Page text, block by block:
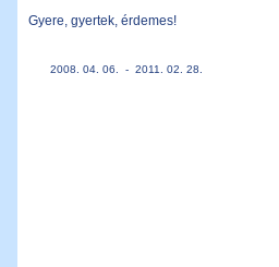
Gyere, gyertek, érdemes!
2008. 04. 06. - 2011. 02. 28.